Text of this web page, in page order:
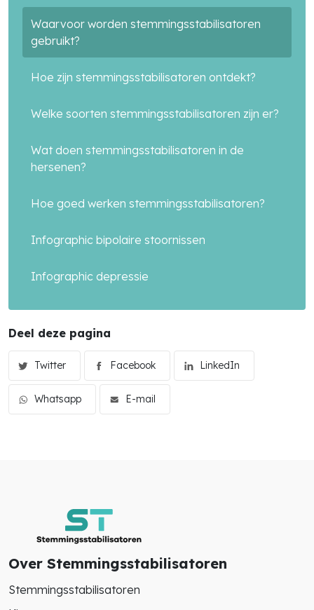
Waarvoor worden stemmingsstabilisatoren
gebruikt?
Hoe zijn stemmingsstabilisatoren ontdekt?
Welke soorten stemmingsstabilisatoren zijn er?
Wat doen stemmingsstabilisatoren in de
hersenen?
Hoe goed werken stemmingsstabilisatoren?
Infographic bipolaire stoornissen
Infographic depressie
Deel deze pagina
Twitter Facebook LinkedIn
Whatsapp E-mail
Over Stemmingsstabilisatoren
Stemmingsstabilisatoren